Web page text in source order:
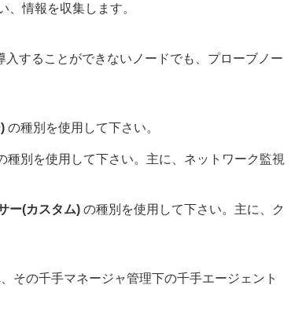
情報を収集します。
することができないノードでも、プローブノー
の種別を使用して下さい。
種別を使用して下さい。主に、ネットワーク監視
ー(カスタム) の種別を使用して下さい。主に、ク
その千手マネージャ管理下の千手エージェント